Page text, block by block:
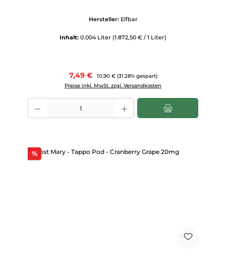
Hersteller: Elfbar
Inhalt: 0.004 Liter (1.872,50 € / 1 Liter)
Verkaufspreis:
7,49 € Regulärer Preis:
10,90 € (31.28% gespart)
Preise inkl. MwSt. zzgl. Versandkosten
Produkt Anzahl: Gib den gewünschten Wert ein oder benutze die
%Rabatt